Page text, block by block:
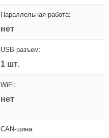
Параллельная работа:
нет
USB разъем:
1 шт.
WiFi:
нет
CAN-шина: